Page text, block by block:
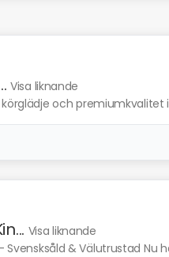
Visa liknande
och premiumkvalitet i
Visa liknande
& Välutrustad Nu